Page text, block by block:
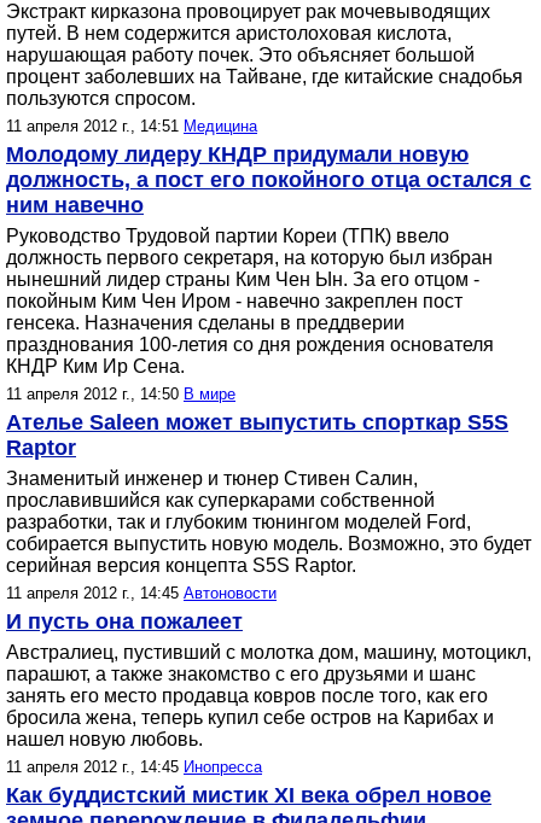
Экстракт кирказона провоцирует рак мочевыводящих
путей. В нем содержится аристолоховая кислота,
нарушающая работу почек. Это объясняет большой
процент заболевших на Тайване, где китайские снадобья
пользуются спросом.
11 апреля 2012 г., 14:51 Медицина
Молодому лидеру КНДР придумали новую
должность, а пост его покойного отца остался с
ним навечно
Руководство Трудовой партии Кореи (ТПК) ввело
должность первого секретаря, на которую был избран
нынешний лидер страны Ким Чен Ын. За его отцом -
покойным Ким Чен Иром - навечно закреплен пост
генсека. Назначения сделаны в преддверии
празднования 100-летия со дня рождения основателя
КНДР Ким Ир Сена.
11 апреля 2012 г., 14:50 В мире
Ателье Saleen может выпустить спорткар S5S
Raptor
Знаменитый инженер и тюнер Стивен Салин,
прославившийся как суперкарами собственной
разработки, так и глубоким тюнингом моделей Ford,
собирается выпустить новую модель. Возможно, это будет
серийная версия концепта S5S Raptor.
11 апреля 2012 г., 14:45 Автоновости
И пусть она пожалеет
Австралиец, пустивший с молотка дом, машину, мотоцикл,
парашют, а также знакомство с его друзьями и шанс
занять его место продавца ковров после того, как его
бросила жена, теперь купил себе остров на Карибах и
нашел новую любовь.
11 апреля 2012 г., 14:45 Инопресса
Как буддистский мистик XI века обрел новое